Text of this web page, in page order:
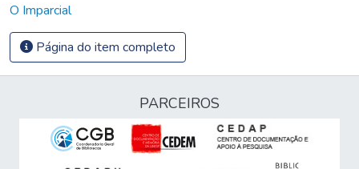
O Imparcial
Página do item completo
PARCEIROS